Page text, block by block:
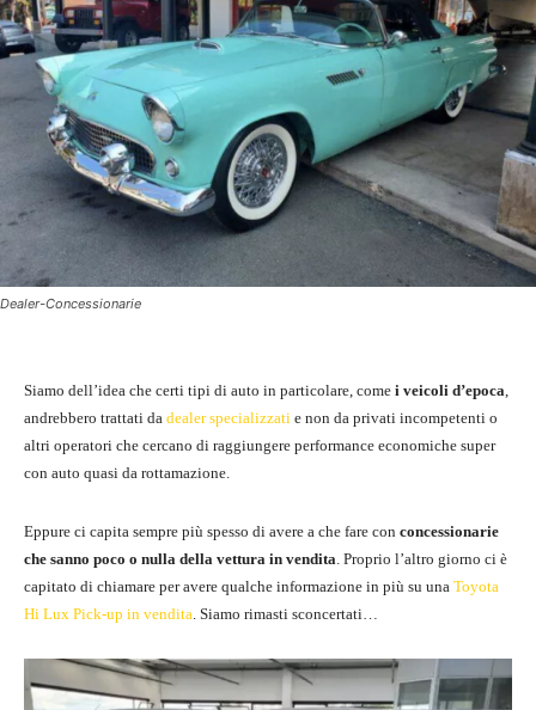
Dealer-Concessionarie
Siamo dell’idea che certi tipi di auto in particolare, come i veicoli d’epoca,
andrebbero trattati da dealer specializzati e non da privati incompetenti o
altri operatori che cercano di raggiungere performance economiche super
con auto quasi da rottamazione.
Eppure ci capita sempre più spesso di avere a che fare con concessionarie
che sanno poco o nulla della vettura in vendita. Proprio l’altro giorno ci è
capitato di chiamare per avere qualche informazione in più su una Toyota
Hi Lux Pick-up in vendita. Siamo rimasti sconcertati…